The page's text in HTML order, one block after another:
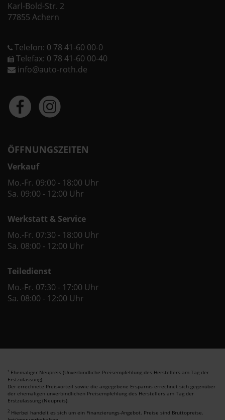
Karl-Bold-Str. 2
77855 Achern
Telefon: 0 78 41-60 00-0
Telefax: 0 78 41-60 00-40
info@auto-roth.de
ÖFFNUNGSZEITEN
Verkauf
Mo.-Fr. 09:00 - 18:00 Uhr
Sa. 09:00 - 12:00 Uhr
Werkstatt & Service
Mo.-Fr. 07:30 - 18:00 Uhr
Sa. 08:00 - 12:00 Uhr
Teiledienst
Mo.-Fr. 07:30 - 17:00 Uhr
Sa. 08:00 - 12:00 Uhr
1 Ehemaliger Neupreis (Unverbindliche Preisempfehlung des Herstellers am Tag der
Erstzulassung).
Der errechnete Preisvorteil sowie die angegebene Ersparnis errechnet sich gegenüber
der ehemaligen unverbindlichen Preisempfehlung des Herstellers am Tag der
Erstzulassung (Neupreis).
2 Hierbei handelt es sich um ein Finanzierungs-Angebot. Preise sind Bruttopreise.